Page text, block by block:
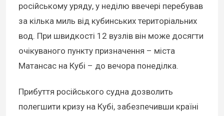
російському уряду, у неділю ввечері перебував
за кілька миль від кубинських територіальних
вод. При швидкості 12 вузлів він може досягти
очікуваного пункту призначення – міста
Матансас на Кубі – до вечора понеділка.
Прибуття російського судна дозволить
полегшити кризу на Кубі, забезпечивши країні